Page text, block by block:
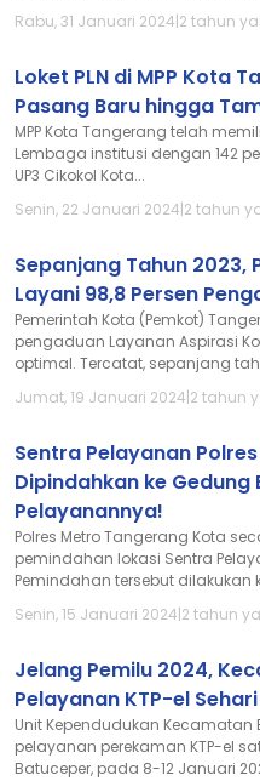
Rabu, 31 Januari 2024|2 tahun
Loket PLN di MPP Kota
Pasang Baru hingga
MPP Kota Tangerang telah
Lembaga institusi dengan 142
UP3 Cikokol Kota...
Senin, 22 Januari 2024|2 tahun
Sepanjang Tahun
Layani 98,8 Persen
Pemerintah Kota (Pemkot)
pengaduan Layanan Aspirasi
optimal. Tercatat, sepanjang
Jumat, 19 Januari 2024|2 tahun
Sentra Pelayanan
Dipindahkan ke
Pelayanannya!
Polres Metro Tangerang Kota
pemindahan lokasi Sentra
Pemindahan tersebut dilakukan
Senin, 15 Januari 2024|2 tahun
Jelang Pemilu 2024,
Pelayanan KTP-el
Unit Kependudukan
pelayanan perekaman KTP-el
Batuceper, pada 8-12 Januari